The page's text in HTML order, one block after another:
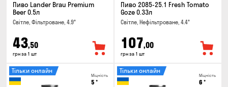
Пиво Lander Brau Premium
Beer 0.5л
Світле, Фільтроване, 4.9°
43,50
грн за 1 шт
Пиво 2085-25.1 Fresh Tomato
Goze 0.33л
Світле, Нефільтроване, 4.4°
107,00
грн за 1 шт
Міцність
5 °
Тільки онлайн
Міцність
6 °
Тільки онлайн